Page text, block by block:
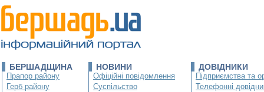
БЕРШАДЩИНА
Прапор району
Герб району
НОВИНИ
Офіційні повідомлення
Суспільство
ДОВІДНИКИ
Підприємства та
Телефонні